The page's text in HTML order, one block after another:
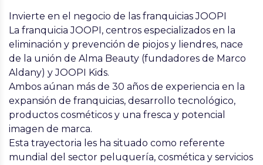
Invierte en el negocio de las franquicias JOOPI
La franquicia JOOPI, centros especializados en la
eliminación y prevención de piojos y liendres, nace
de la unión de Alma Beauty (fundadores de Marco
Aldany) y JOOPI Kids.
Ambos aúnan más de 30 años de experiencia en la
expansión de franquicias, desarrollo tecnológico,
productos cosméticos y una fresca y potencial
imagen de marca.
Esta trayectoria les ha situado como referente
mundial del sector peluquería, cosmética y servicios